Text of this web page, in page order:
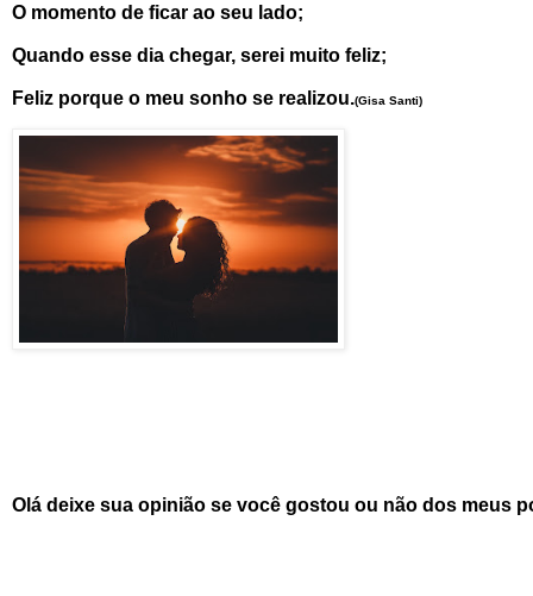
O momento de ficar ao seu lado;
Quando esse dia chegar, serei muito feliz;
Feliz porque o meu sonho se realizou.(Gisa Santi)
Olá deixe sua opinião se você gostou ou não dos meus